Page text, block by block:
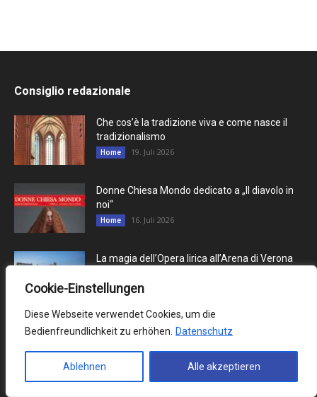
Cookie-Einstellungen
Diese Webseite verwendet Cookies, um die
Bedienfreundlichkeit zu erhöhen.
Datenschutz
Ablehnen Alle akzeptieren
Consiglio redazionale
Che cos’è la tradizione viva e come nasce il
tradizionalismo
Home 19. Juli 2026
Donne Chiesa Mondo dedicato a „Il diavolo in
noi“
Home 16. Juli 2026
La magia dell’Opera lirica all’Arena di Verona
Contributi più letti
PRENOT@MI – Il nuovo portale per le
prenotazioni al Consolato